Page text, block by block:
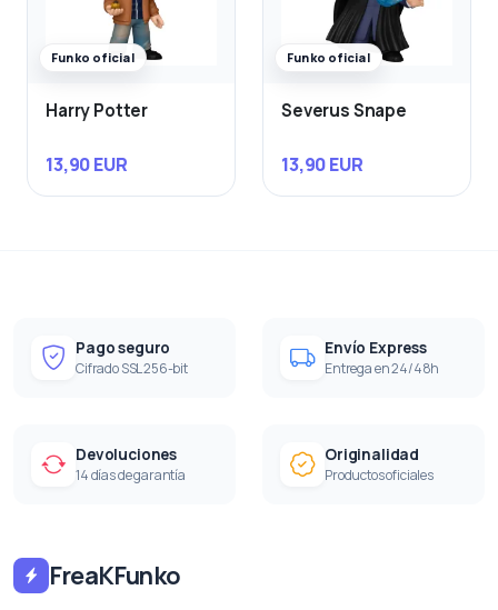
Funko oficial
Harry Potter
13,90 EUR
Funko oficial
Severus Snape
13,90 EUR
Pago seguro
Cifrado SSL 256-bit
Envío Express
Entrega en 24/48h
Devoluciones
14 días de garantía
Originalidad
Productos oficiales
FreaKFunko